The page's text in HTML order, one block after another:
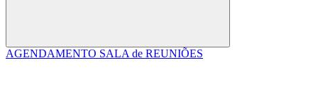
Buscar
AGENDAMENTO SALA de REUNIÕES